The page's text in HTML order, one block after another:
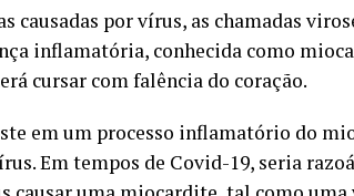
causadas por vírus, as chamadas
inflamatória, conhecida como
cursar com falência do coração.
em um processo inflamatório do
Em tempos de Covid-19, seria